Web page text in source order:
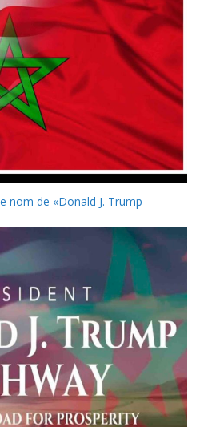
nom de «Donald J. Trump